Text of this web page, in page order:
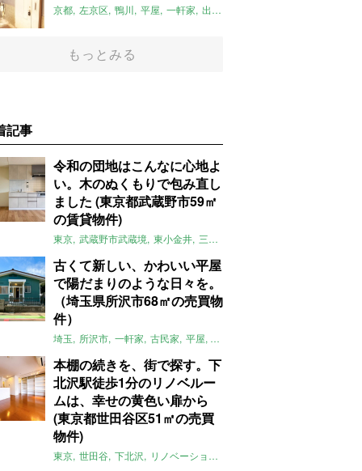
京都 左京区 鴨川 平屋 一軒家 出町柳駅
もっとみる
記事
令和の団地はこんなに心地よ
い。木のぬくもりで包み直し
ました (東京都武蔵野市59㎡
の賃貸物件)
東京 武蔵野市武蔵境 東小金井 三鷹
古くて新しい、かわいい平屋
で陽だまりのような日々を。
（埼玉県所沢市68㎡の売買物
件）
埼玉 所沢市 一軒家 古民家 平屋 庭
本棚の続きを、街で探す。下
北沢駅徒歩1分のリノベルー
ムは、幸せの黄色い扉から
(東京都世田谷区51㎡の売買
物件)
東京 世田谷 下北沢 リノベーション